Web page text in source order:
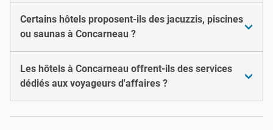
Certains hôtels proposent-ils des jacuzzis, piscines
ou saunas à Concarneau ?
Les hôtels à Concarneau offrent-ils des services
dédiés aux voyageurs d'affaires ?